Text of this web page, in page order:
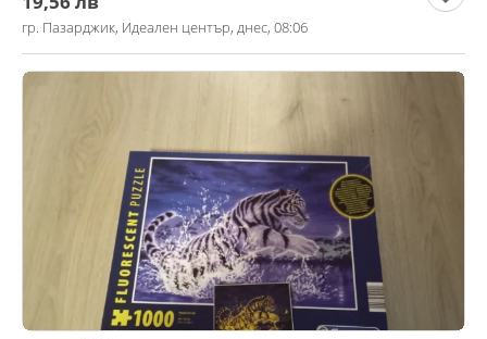
гр. Пазарджик, Идеален център, днес, 08:06